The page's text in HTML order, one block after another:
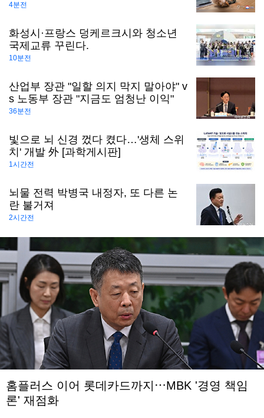
4분전
화성시·프랑스 덩케르크시와 청소년
국제교류 꾸린다.
10분전
산업부 장관 "일할 의지 막지 말아야" v
s 노동부 장관 "지금도 엄청난 이익"
36분전
빛으로 뇌 신경 껐다 켰다…'생체 스위
치' 개발 外 [과학게시판]
1시간전
뇌물 전력 박병국 내정자, 또 다른 논
란 불거져
2시간전
홈플러스 이어 롯데카드까지⋯MBK '경영 책임
론' 재점화